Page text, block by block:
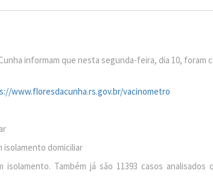
informam que nesta segunda-feira, dia 10, foram
www.floresdacunha.rs.gov.br/vacinometro
isolamento domiciliar
Também já são 11393 casos analisados